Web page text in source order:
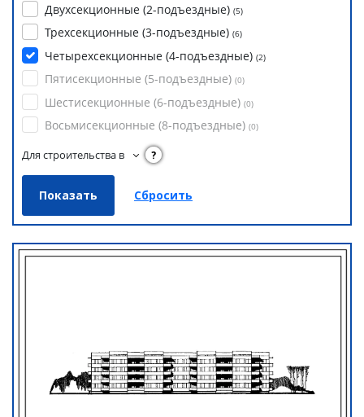
Двухсекционные (2-подъездные) (5)
Трехсекционные (3-подъездные) (6)
Четырехсекционные (4-подъездные) (2)
Пятисекционные (5-подъездные) (0)
Шестисекционные (6-подъездные) (0)
Восьмисекционные (8-подъездные) (0)
Для строительства в ?